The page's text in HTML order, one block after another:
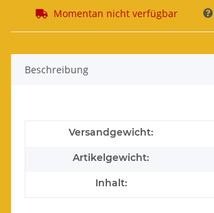
Momentan nicht verfügbar
Beschreibung
Versandgewicht:
Artikelgewicht:
Inhalt: